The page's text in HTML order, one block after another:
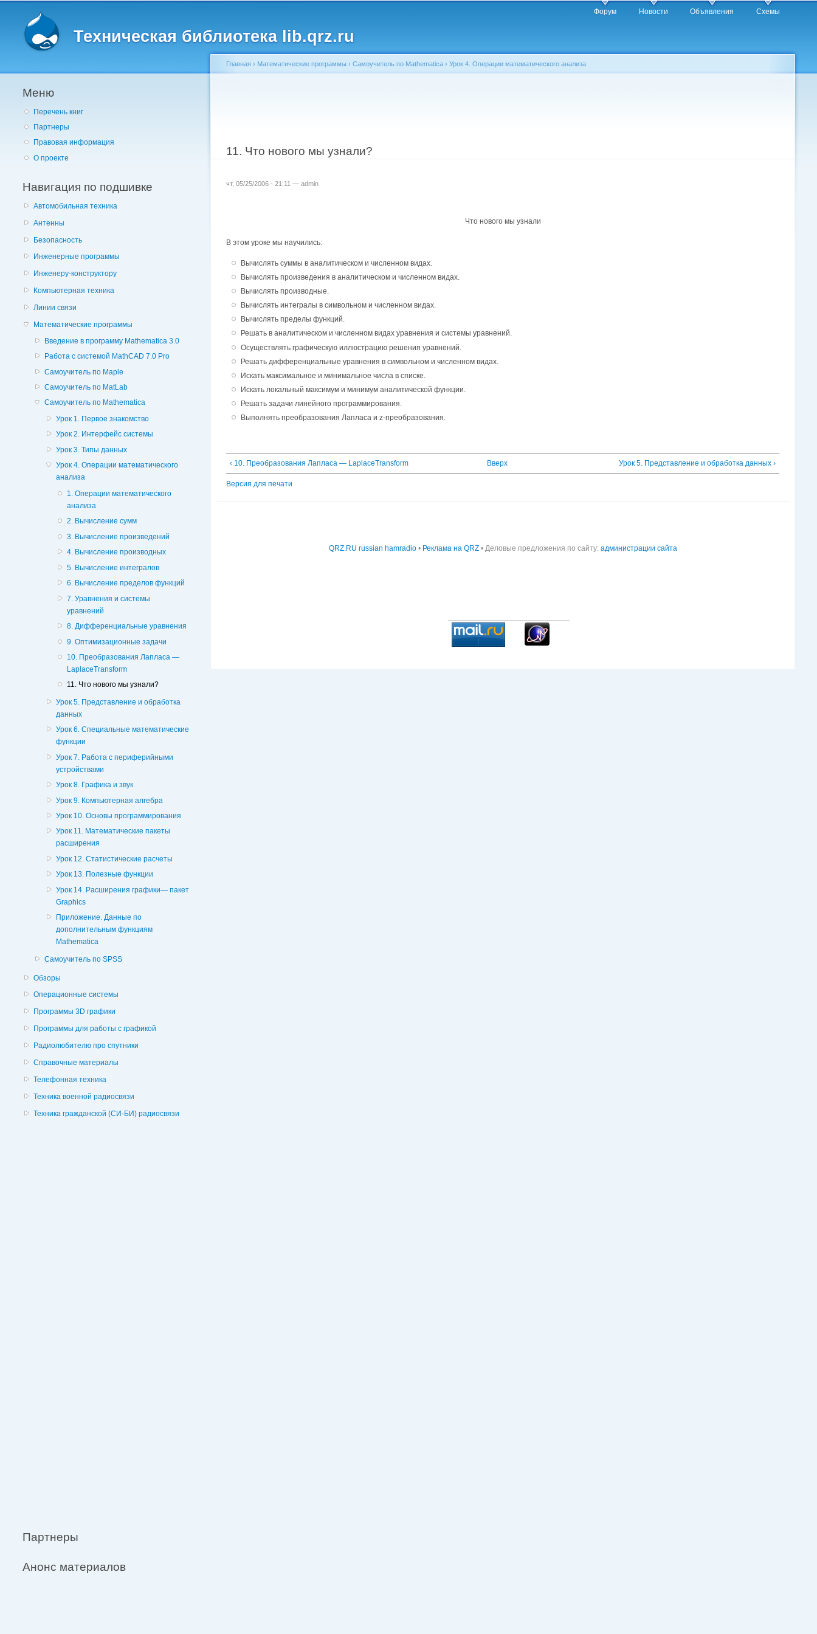
Техническая библиотека lib.qrz.ru
Форум Новости Объявления Схемы
Меню
Перечень книг
Партнеры
Правовая информация
О проекте
Навигация по подшивке
Автомобильная техника
Антенны
Безопасность
Инженерные программы
Инженеру-конструктору
Компьютерная техника
Линии связи
Математические программы
Введение в программу Mathematica 3.0
Работа с системой MathCAD 7.0 Pro
Самоучитель по Maple
Самоучитель по MatLab
Самоучитель по Mathematica
Урок 1. Первое знакомство
Урок 2. Интерфейс системы
Урок 3. Типы данных
Урок 4. Операции математического
анализа
1. Операции математического
анализа
2. Вычисление сумм
3. Вычисление произведений
4. Вычисление производных
5. Вычисление интегралов
6. Вычисление пределов функций
7. Уравнения и системы
уравнений
8. Дифференциальные уравнения
9. Оптимизационные задачи
10. Преобразования Лапласа —
LaplaceTransform
11. Что нового мы узнали?
Урок 5. Представление и обработка
данных
Урок 6. Специальные математические
функции
Урок 7. Работа с периферийными
устройствами
Урок 8. Графика и звук
Урок 9. Компьютерная алгебра
Урок 10. Основы программирования
Урок 11. Математические пакеты
расширения
Урок 12. Статистические расчеты
Урок 13. Полезные функции
Урок 14. Расширения графики— пакет
Graphics
Приложение. Данные по
дополнительным функциям
Mathematica
Самоучитель по SPSS
Обзоры
Операционные системы
Программы 3D графики
Программы для работы с графикой
Радиолюбителю про спутники
Справочные материалы
Телефонная техника
Техника военной радиосвязи
Техника гражданской (СИ-БИ) радиосвязи
Партнеры
Анонс материалов
Главная › Математические программы › Самоучитель по Mathematica › Урок 4. Операции математического анализа
11. Что нового мы узнали?
чт, 05/25/2006 - 21:11 — admin
Что нового мы узнали
В этом уроке мы научились:
Вычислять суммы в аналитическом и численном видах.
Вычислять произведения в аналитическом и численном видах.
Вычислять производные.
Вычислять интегралы в символьном и численном видах.
Вычислять пределы функций.
Решать в аналитическом и численном видах уравнения и системы уравнений.
Осуществлять графическую иллюстрацию решения уравнений.
Решать дифференциальные уравнения в символьном и численном видах.
Искать максимальное и минимальное числа в списке.
Искать локальный максимум и минимум аналитической функции.
Решать задачи линейного программирования.
Выполнять преобразования Лапласа и z-преобразования.
‹ 10. Преобразования Лапласа — LaplaceTransform Вверх Урок 5. Представление и обработка данных ›
Версия для печати
QRZ.RU russian hamradio• Реклама на QRZ• Деловые предложения по сайту: администрации сайта